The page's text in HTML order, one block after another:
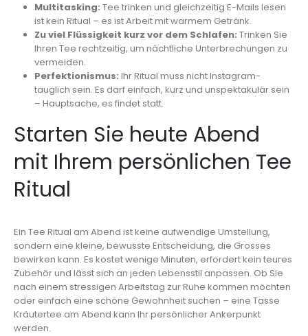
Multitasking: Tee trinken und gleichzeitig E-Mails lesen
ist kein Ritual – es ist Arbeit mit warmem Getränk.
Zu viel Flüssigkeit kurz vor dem Schlafen: Trinken Sie
Ihren Tee rechtzeitig, um nächtliche Unterbrechungen zu
vermeiden.
Perfektionismus: Ihr Ritual muss nicht Instagram-
tauglich sein. Es darf einfach, kurz und unspektakulär sein
– Hauptsache, es findet statt.
Starten Sie heute Abend
mit Ihrem persönlichen Tee
Ritual
Ein Tee Ritual am Abend ist keine aufwendige Umstellung,
sondern eine kleine, bewusste Entscheidung, die Grosses
bewirken kann. Es kostet wenige Minuten, erfordert kein teures
Zubehör und lässt sich an jeden Lebensstil anpassen. Ob Sie
nach einem stressigen Arbeitstag zur Ruhe kommen möchten
oder einfach eine schöne Gewohnheit suchen – eine Tasse
Kräutertee am Abend kann Ihr persönlicher Ankerpunkt
werden.